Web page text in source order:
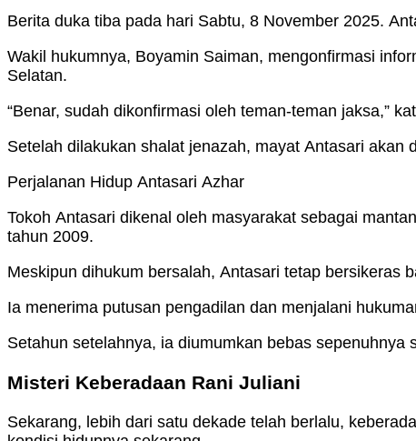
Berita duka tiba pada hari Sabtu, 8 November 2025.
Wakil hukumnya, Boyamin Saiman, mengonfirmasi
Selatan.
“Benar, sudah dikonfirmasi oleh teman-teman jaksa,”
Setelah dilakukan shalat jenazah, mayat Antasari akan
Perjalanan Hidup Antasari Azhar
Tokoh Antasari dikenal oleh masyarakat sebagai
tahun 2009.
Meskipun dihukum bersalah, Antasari tetap bersikeras
Ia menerima putusan pengadilan dan menjalani
Setahun setelahnya, ia diumumkan bebas sepenuhnya
Misteri Keberadaan Rani Juliani
Sekarang, lebih dari satu dekade telah berlalu,